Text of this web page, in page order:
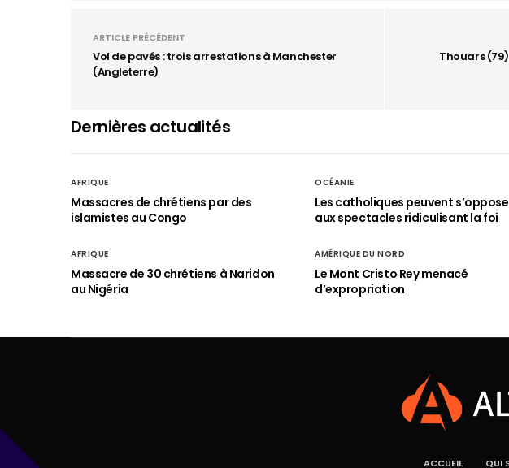
ARTICLE PRÉCÉDENT
Vol de pavés : trois arrestations à Manchester
(Angleterre)
Thouars
Dernières actualités
AFRIQUE
Massacres de chrétiens par des
islamistes au Congo
OCÉANIE
Les catholiques peuvent
aux spectacles ridiculisant la foi
AFRIQUE
Massacre de 30 chrétiens à Naridon
au Nigéria
AMÉRIQUE DU NORD
Le Mont Cristo Rey menacé
d’expropriation
ACCUEIL QUI